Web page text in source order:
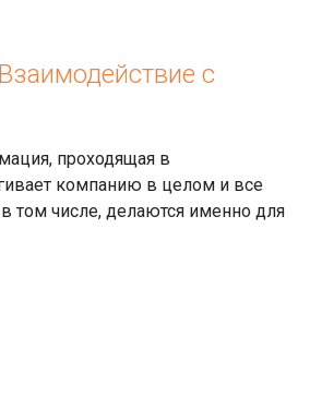
с
проходящая в
компанию в целом и все
том числе, делаются именно для